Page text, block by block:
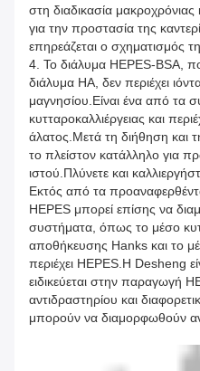
στη διαδικασία
για την προστασία της
επηρεάζεται ο σχηματισμός
4. Το διάλυμα HEPES-BSA,
διάλυμα HA, δεν περιέχει
μαγνησίου.Είναι ένα από τα
κυτταροκαλλιέργειας και
άλατος.Μετά τη διήθηση και
το πλείστον κατάλληλο για
ιστού.Πλύνετε και
Εκτός από τα
HEPES μπορεί επίσης να
συστήματα, όπως το μέσο
αποθήκευσης Hanks και το
περιέχει HEPES.Η Desheng
ειδικεύεται στην παραγωγή
αντιδραστηρίου και
μπορούν να διαμορφωθούν